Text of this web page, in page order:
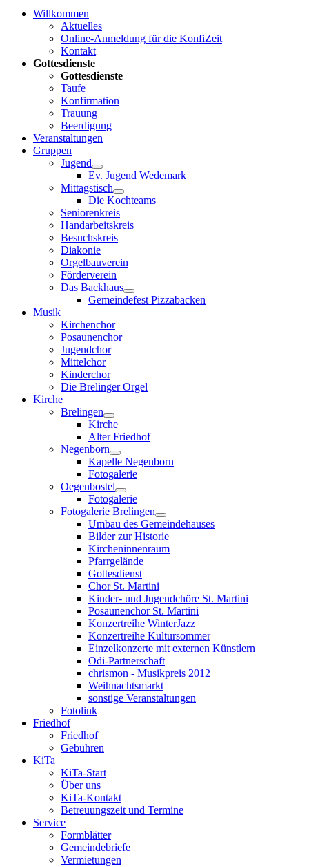
Willkommen
Aktuelles
Online-Anmeldung für die KonfiZeit
Kontakt
Gottesdienste
Gottesdienste
Taufe
Konfirmation
Trauung
Beerdigung
Veranstaltungen
Gruppen
Jugend
Ev. Jugend Wedemark
Mittagstisch
Die Kochteams
Seniorenkreis
Handarbeitskreis
Besuchskreis
Diakonie
Orgelbauverein
Förderverein
Das Backhaus
Gemeindefest Pizzabacken
Musik
Kirchenchor
Posaunenchor
Jugendchor
Mittelchor
Kinderchor
Die Brelinger Orgel
Kirche
Brelingen
Kirche
Alter Friedhof
Negenborn
Kapelle Negenborn
Fotogalerie
Oegenbostel
Fotogalerie
Fotogalerie Brelingen
Umbau des Gemeindehauses
Bilder zur Historie
Kircheninnenraum
Pfarrgelände
Gottesdienst
Chor St. Martini
Kinder- und Jugendchöre St. Martini
Posaunenchor St. Martini
Konzertreihe WinterJazz
Konzertreihe Kultursommer
Einzelkonzerte mit externen Künstlern
Odi-Partnerschaft
chrismon - Musikpreis 2012
Weihnachtsmarkt
sonstige Veranstaltungen
Fotolink
Friedhof
Friedhof
Gebühren
KiTa
KiTa-Start
Über uns
KiTa-Kontakt
Betreuungszeit und Termine
Service
Formblätter
Gemeindebriefe
Vermietungen